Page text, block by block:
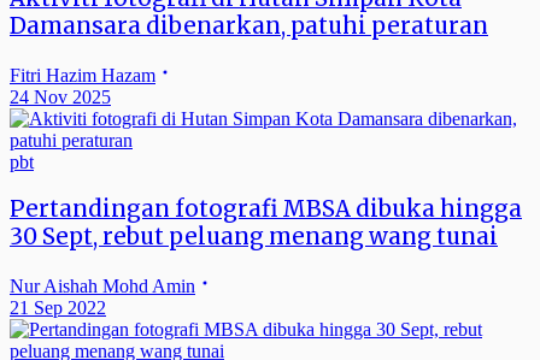
Damansara dibenarkan, patuhi peraturan
Fitri Hazim Hazam
24 Nov 2025
pbt
Pertandingan fotografi MBSA dibuka hingga
30 Sept, rebut peluang menang wang tunai
Nur Aishah Mohd Amin
21 Sep 2022